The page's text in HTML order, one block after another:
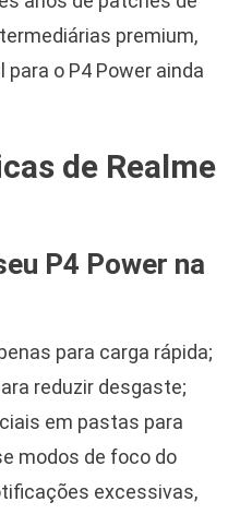
premium,
o P4 Power ainda
de Realme
P4 Power na
para carga rápida;
reduzir desgaste;
em pastas para
modos de foco do
excessivas,